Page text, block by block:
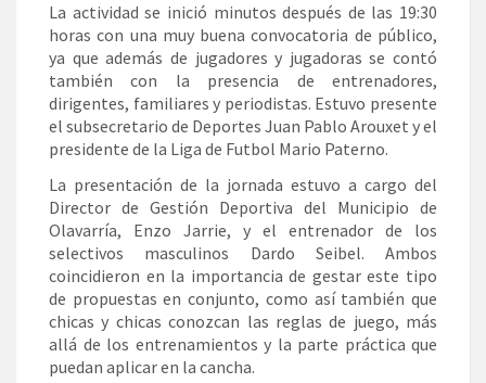
La actividad se inició minutos después de las 19:30
horas con una muy buena convocatoria de público,
ya que además de jugadores y jugadoras se contó
también con la presencia de entrenadores,
dirigentes, familiares y periodistas. Estuvo presente
el subsecretario de Deportes Juan Pablo Arouxet y el
presidente de la Liga de Futbol Mario Paterno.
La presentación de la jornada estuvo a cargo del
Director de Gestión Deportiva del Municipio de
Olavarría, Enzo Jarrie, y el entrenador de los
selectivos masculinos Dardo Seibel. Ambos
coincidieron en la importancia de gestar este tipo
de propuestas en conjunto, como así también que
chicas y chicas conozcan las reglas de juego, más
allá de los entrenamientos y la parte práctica que
puedan aplicar en la cancha.